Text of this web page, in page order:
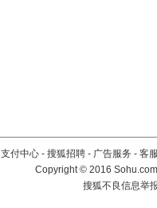
支付中心 - 搜狐招聘 - 广告服务 - 客
Copyright©2016
搜狐不良信息举